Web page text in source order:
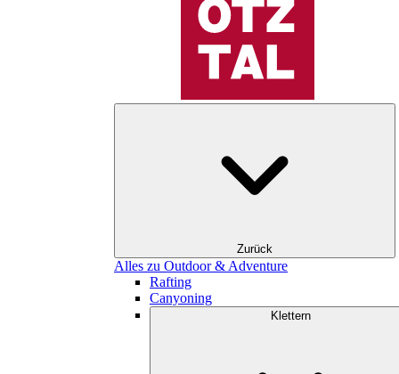
Zurück
Alles zu Outdoor & Adventure
Rafting
Canyoning
Klettern